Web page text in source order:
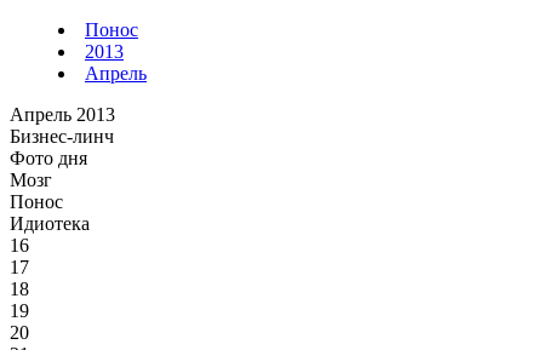
Понос
2013
Апрель
Апрель 2013
Бизнес-линч
Фото дня
Мозг
Понос
Идиотека
16
17
18
19
20